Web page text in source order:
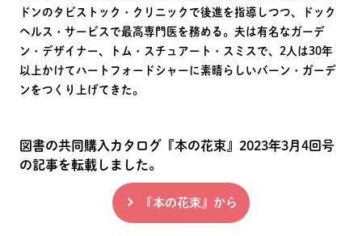
ドンのタビストック・クリニックで後進を指導しつつ、ドック
ヘルス・サービスで最高専門医を務める。夫は有名なガーデ
ン・デザイナー、トム・スチュアート・スミスで、2人は30年
以上かけてハートフォードシャーに素晴らしいバーン・ガーデ
ンをつくり上げてきた。
図書の共同購入カタログ『本の花束』2023年3月4回号
の記事を転載しました。
『本の花束』から